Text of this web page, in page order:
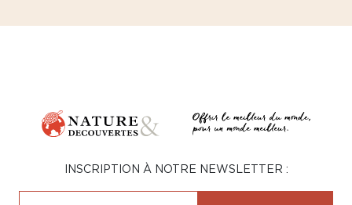
INSCRIPTION À NOTRE NEWSLETTER :